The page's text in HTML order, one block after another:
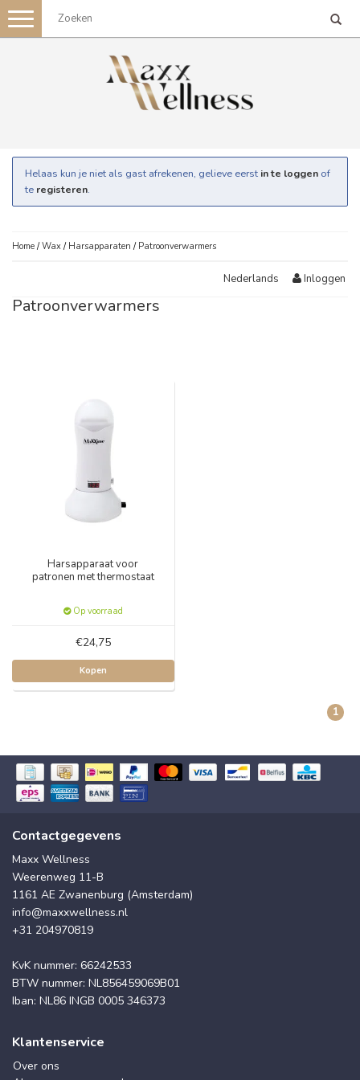
Toggle
navigation
Helaas kun je niet als gast afrekenen, gelieve eerst in te loggen of
te registeren.
Home /Wax / Harsapparaten / Patroonverwarmers
Nederlands Inloggen
Patroonverwarmers
Harsapparaat voor
patronen met thermostaat
Op voorraad
€24,75
Kopen
1
Contactgegevens
Maxx Wellness
Weerenweg 11-B
1161 AE Zwanenburg (Amsterdam)
info@maxxwellness.nl
+31 204970819
KvK nummer: 66242533
BTW nummer: NL856459069B01
Iban: NL86 INGB 0005 346373
Klantenservice
Over ons